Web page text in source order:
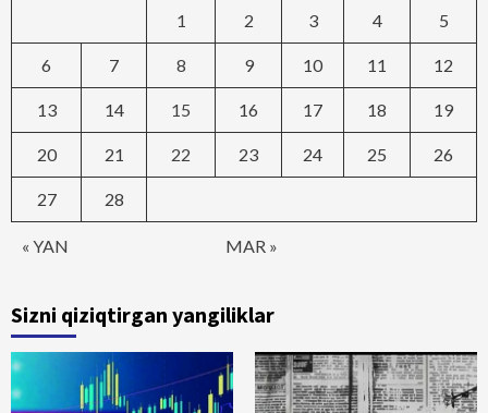
« YAN MAR »
1 2 3 4 5
6 7 8 9 10 11 12
13 14 15 16 17 18 19
20 21 22 23 24 25 26
27 28
Sizni qiziqtirgan yangiliklar